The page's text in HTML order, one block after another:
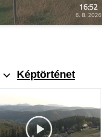
16:52
6. 8. 2026
Képtörténet